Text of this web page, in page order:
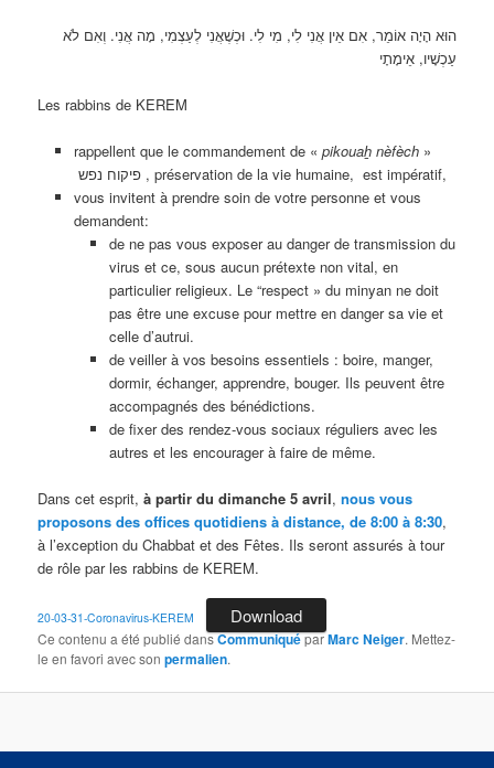
הוּא הָיָה אוֹמֵר, אִם אֵין אֲנִי לִי, מִי לִי. וּכְשֶׁאֲנִי לְעַצְמִי, מָה אֲנִי. וְאִם לֹא
עַכְשָׁיו, אֵימָתָי
Les rabbins de KEREM
rappellent que le commandement de « pikouah̲ nèfèch»
פיקוח נפש , préservation de la vie humaine, est impératif,
vous invitent à prendre soin de votre personne et vous
demandent:
de ne pas vous exposer au danger de transmission du
virus et ce, sous aucun prétexte non vital, en
particulier religieux. Le “respect » du minyan ne doit
pas être une excuse pour mettre en danger sa vie et
celle d’autrui.
de veiller à vos besoins essentiels : boire, manger,
dormir, échanger, apprendre, bouger. Ils peuvent être
accompagnés des bénédictions.
de fixer des rendez-vous sociaux réguliers avec les
autres et les encourager à faire de même.
Dans cet esprit,à partir du dimanche 5 avril,nous vous
proposons des offices quotidiens à distance, de 8:00 à 8:30,
à l’exception du Chabbat et des Fêtes. Ils seront assurés à tour
de rôle par les rabbins de KEREM.
20-03-31-Coronavirus-KEREM Download
Ce contenu a été publié dansCommuniquéparMarc Neiger. Mettez-
le en favori avec sonpermalien.